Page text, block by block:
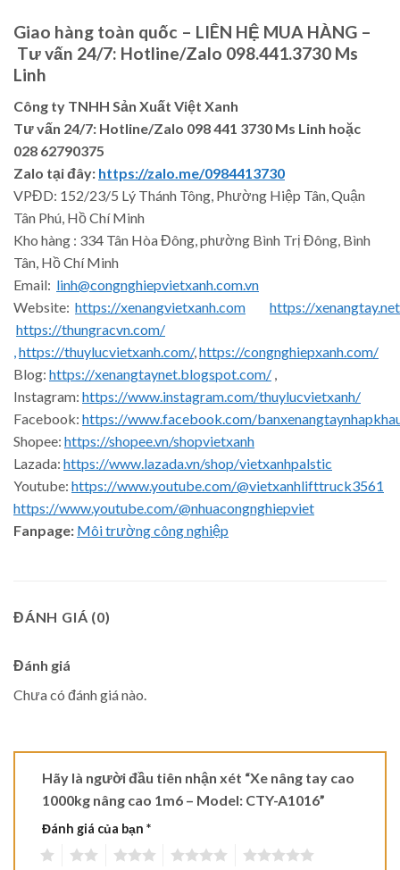
Giao hàng toàn quốc – LIÊN HỆ MUA HÀNG –
Tư vấn 24/7: Hotline/Zalo 098.441.3730 Ms
Linh
Công ty TNHH Sản Xuất Việt Xanh
Tư vấn 24/7: Hotline/Zalo 098 441 3730 Ms Linh hoặc
028 62790375
Zalo tại đây: https://zalo.me/0984413730
VPĐD: 152/23/5 Lý Thánh Tông, Phường Hiệp Tân, Quận
Tân Phú, Hồ Chí Minh
Kho hàng : 334 Tân Hòa Đông, phường Bình Trị Đông, Bình
Tân, Hồ Chí Minh
Email: linh@congnghiepvietxanh.com.vn
Website: https://xenangvietxanh.com
https://xenangtay.net
https://thungracvn.com/
https://thuylucvietxanh.com/, https://congnghiepxanh.com/
Blog: https://xenangtaynet.blogspot.com/
Instagram: https://www.instagram.com/thuylucvietxanh/
Facebook: https://www.facebook.com/
Shopee: https://shopee.vn/shopvietxanh
Lazada: https://www.lazada.vn/shop/vietxanhpalstic
Youtube: https://www.youtube.com/@vietxanhlifttruck3561
https://www.youtube.com/@nhuacongnghiepviet
Fanpage: Môi trường công nghiệp
ĐÁNH GIÁ (0)
Đánh giá
Chưa có đánh giá nào.
Hãy là người đầu tiên nhận xét “Xe nâng tay cao
1000kg nâng cao 1m6 – Model: CTY-A1016”
Đánh giá của bạn *